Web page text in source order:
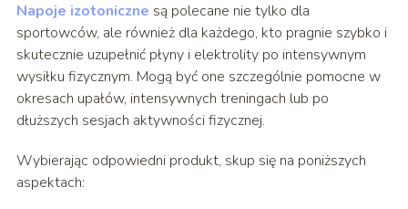
Napoje izotoniczne są polecane nie tylko dla
sportowców, ale również dla każdego, kto pragnie szybko i
skutecznie uzupełnić płyny i elektrolity po intensywnym
wysiłku fizycznym. Mogą być one szczególnie pomocne w
okresach upałów, intensywnych treningach lub po
dłuższych sesjach aktywności fizycznej.
Wybierając odpowiedni produkt, skup się na poniższych
aspektach: